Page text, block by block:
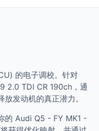
的电子调校。针对
2.0 TDI CR 190ch，通
发动机的真正潜力。
的 Audi Q5 - FY MK1 -